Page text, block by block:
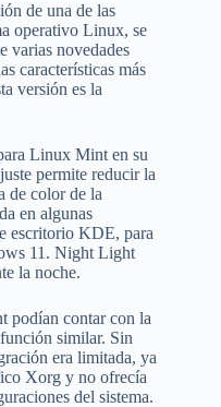
de una de las
operativo Linux, se
varias novedades
características más
versión es la
Linux Mint en su
permite reducir la
de color de la
en algunas
escritorio KDE, para
11. Night Light
la noche.
podían contar con la
similar. Sin
era limitada, ya
Xorg y no ofrecía
del sistema.